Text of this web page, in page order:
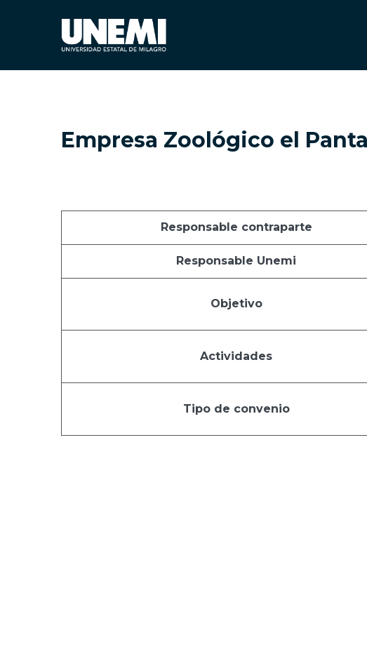
Empresa Zoológico el
Responsable contraparte
Responsable Unemi
Objetivo
Actividades
Tipo de convenio